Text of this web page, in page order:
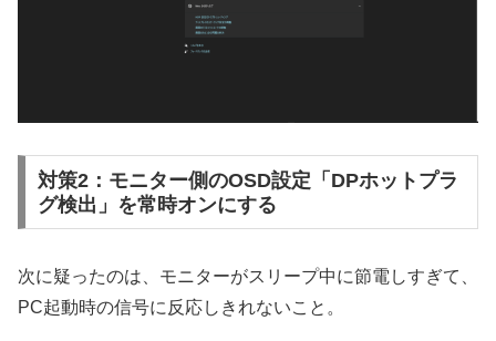
対策2：モニター側のOSD設定「DPホットプラ
グ検出」を常時オンにする
次に疑ったのは、モニターがスリープ中に節電しすぎて、
PC起動時の信号に反応しきれないこと。